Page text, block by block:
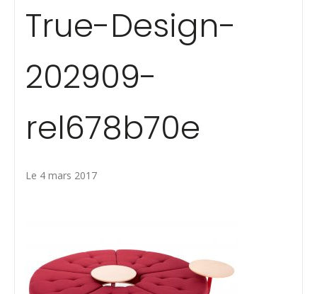
True-Design-
202909-
rel678b70e
Le 4 mars 2017